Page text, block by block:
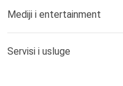
Mediji i entertainment
Servisi i usluge